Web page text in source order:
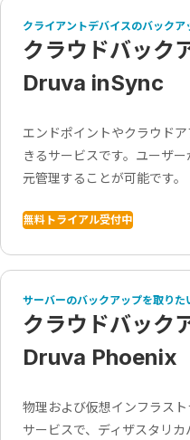
クライアントデバイスのバックア
クラウドバック
Druva inSync
エンドポイントやクラウド
きるサービスです。ユーザ
元管理することが可能です。
無料トライアル受付中
サーバーのバックアップを取りた
クラウドバック
Druva Phoenix
物理および仮想インフラス
サービスで、ディザスタリ